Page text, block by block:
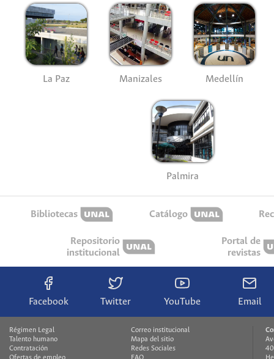
La Paz Manizales Medellín
Palmira
Bibliotecas Catálogo
Repositorio
institucional
Portal de
revistas
Facebook Twitter YouTube Email
Régimen Legal
Talento humano
Contratación
Correo institucional
Mapa del sitio
Redes Sociales